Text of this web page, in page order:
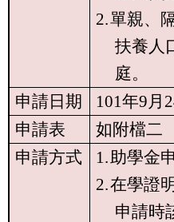
2.單親、
扶養人
庭。
申請日期
101年9 月
申請表
如附檔二
申請方式
1. 助學金
2.在學證
申請時